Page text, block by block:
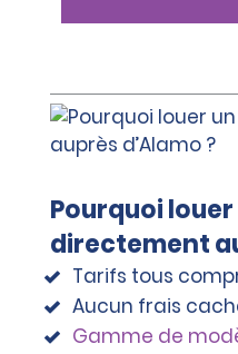
Pourquoi
directement
Tarifs tous
Aucun frais
Gamme de